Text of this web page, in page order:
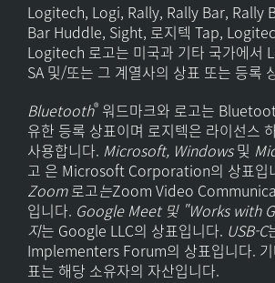
Logitech, Logi, Rally, Rally Bar, Rally
Bar Huddle, Sight, 로지텍 Tap,
Logitech 로고는 미국과 기타 국가에서
SA 및/또는 그 계열사의 상표 또는 등록
Bluetooth® 워드마크와 로고는
유한 등록 상표이며 로지텍은 라이선스
사용합니다. Microsoft, Windows및
고 은 Microsoft Corporation의 상표입
Zoom로고는Zoom Video
입니다. Google Meet 및 "Works with
지는 Google LLC의 상표입니다. USB-C
Implementers Forum의 상표입니다.
표는 해당 소유자의 자산입니다.